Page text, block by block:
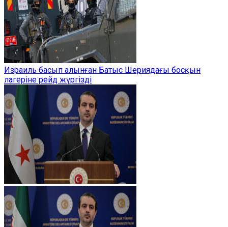
Израиль басып алынған Батыс Шериядағы босқын
лагеріне рейд жүргізді